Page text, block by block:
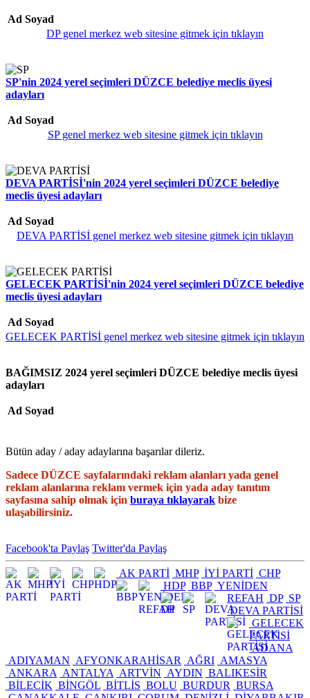
Ad Soyad
DP genel merkez web sitesine gitmek için tıklayın
SP'nin 2024 yerel seçimleri DÜZCE belediye meclis üyesi
adayları
Ad Soyad
SP genel merkez web sitesine gitmek için tıklayın
DEVA PARTİSİ'nin 2024 yerel seçimleri DÜZCE belediye
meclis üyesi adayları
Ad Soyad
DEVA PARTİSİ genel merkez web sitesine gitmek için tıklayın
GELECEK PARTİSİ'nin 2024 yerel seçimleri DÜZCE belediye
meclis üyesi adayları
Ad Soyad
GELECEK PARTİSİ genel merkez web sitesine gitmek için tıklayın
BAĞIMSIZ 2024 yerel seçimleri DÜZCE belediye meclis üyesi
adayları
Ad Soyad
Bütün aday / aday adaylarına başarılar dileriz.
Sadece DÜZCE sayfalarındaki reklam alanları yada genel
reklam alanlarına reklam vermek için yada aday tanıtım
sayfasına sahip olmak için buraya tıklayarak bize
ulaşabilirsiniz.
Facebook'ta Paylaş Twitter'da Paylaş
AK PARTİ MHP İYİ PARTİ CHP
HDP BBP YENİDEN
REFAH DP SP
DEVA PARTİSİ
GELECEK
PARTİSİ
ADANA
ADIYAMAN AFYONKARAHİSAR AĞRI AMASYA
ANKARA ANTALYA ARTVİN AYDIN BALIKESİR
BİLECİK BİNGÖL BİTLİS BOLU BURDUR BURSA